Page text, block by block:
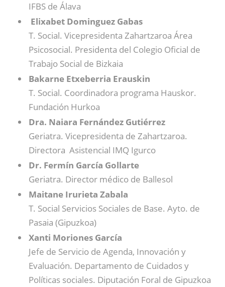
IFBS de Álava
Elixabet Dominguez Gabas
T. Social. Vicepresidenta Zahartzaroa Área
Psicosocial. Presidenta del Colegio Oficial de
Trabajo Social de Bizkaia
Bakarne Etxeberria Erauskin
T. Social. Coordinadora programa Hauskor.
Fundación Hurkoa
Dra. Naiara Fernández Gutiérrez
Geriatra. Vicepresidenta de Zahartzaroa.
Directora Asistencial IMQ Igurco
Dr. Fermín García Gollarte
Geriatra. Director médico de Ballesol
Maitane Irurieta Zabala
T. Social Servicios Sociales de Base. Ayto. de
Pasaia (Gipuzkoa)
Xanti Moriones García
Jefe de Servicio de Agenda, Innovación y
Evaluación. Departamento de Cuidados y
Políticas sociales. Diputación Foral de Gipuzkoa